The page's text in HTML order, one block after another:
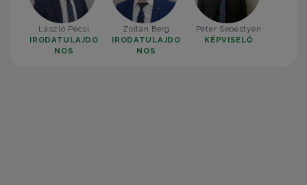
László Pécsi
IRODATULAJDO
NOS
Zoltán Berg
IRODATULAJDO
NOS
Péter Sebestyén
KÉPVISELŐ